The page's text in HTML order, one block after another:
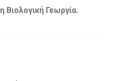
Βιολογική Γεωργία.